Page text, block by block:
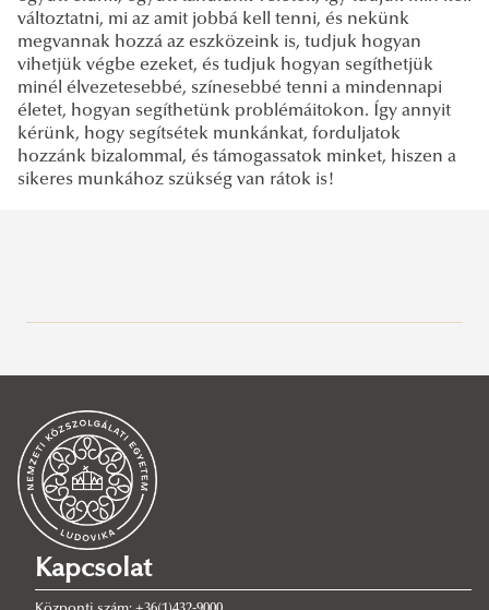
Tanulmányi Osztály
Általános információk
Munkatársak
Munkarend
Nemzetközi Biztonság- és Védelempolitikai Szak
Munkarend
Szakdolgozat/Diplomamunka
Tájékoztatók
Neptun
A tanév beosztása
Hallgatói önkormányzatok
Tanulmányi kérelem minták
Könyvértékesítés
változtatni, mi az amit jobbá kell tenni, és nekünk
megvannak hozzá az eszközeink is, tudjuk hogyan
vihetjük végbe ezeket, és tudjuk hogyan segíthetjük
minél élvezetesebbé, színesebbé tenni a mindennapi
életet, hogyan segíthetünk problémáitokon. Így annyit
kérünk, hogy segítsétek munkánkat, forduljatok
hozzánk bizalommal, és támogassatok minket, hiszen a
sikeres munkához szükség van rátok is!
Kapcsolat